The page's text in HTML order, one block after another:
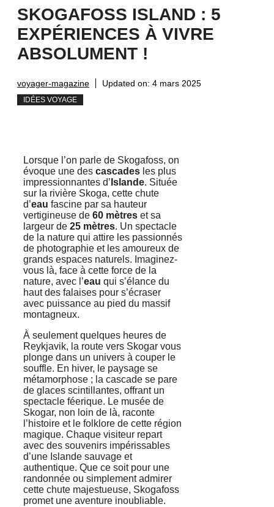
SKOGAFOSS ISLAND : 5
EXPÉRIENCES À VIVRE
ABSOLUMENT !
voyager-magazine Updated on: 4 mars 2025
IDÉES VOYAGE
Lorsque l’on parle de Skogafoss, on
évoque une des cascades les plus
impressionnantes d’ Islande. Située
sur la rivière Skoga, cette chute
d’eau fascine par sa hauteur
vertigineuse de 60 mètres et sa
largeur de 25 mètres. Un spectacle
de la nature qui attire les passionnés
de photographie et les amoureux de
grands espaces naturels. Imaginez-
vous là, face à cette force de la
nature, avec l’eau qui s’élance du
haut des falaises pour s’écraser
avec puissance au pied du massif
montagneux.
À seulement quelques heures de
Reykjavik, la route vers Skogar vous
plonge dans un univers à couper le
souffle. En hiver, le paysage se
métamorphose ; la cascade se pare
de glaces scintillantes, offrant un
spectacle féerique. Le musée de
Skogar, non loin de là, raconte
l’histoire et le folklore de cette région
magique. Chaque visiteur repart
avec des souvenirs impérissables
d’une Islande sauvage et
authentique. Que ce soit pour une
randonnée ou simplement admirer
cette chute majestueuse, Skogafoss
promet une aventure inoubliable.